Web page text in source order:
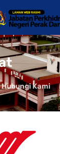
Hubungi Kami